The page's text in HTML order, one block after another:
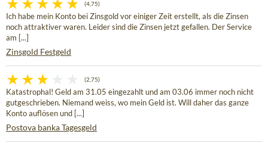
(4,75)
Ich habe mein Konto bei Zinsgold vor einiger Zeit erstellt, als die Zinsen
noch attraktiver waren. Leider sind die Zinsen jetzt gefallen. Der Service
am [...]
Zinsgold Festgeld
(2,75)
Katastrophal! Geld am 31.05 eingezahlt und am 03.06 immer noch nicht
gutgeschrieben. Niemand weiss, wo mein Geld ist. Will daher das ganze
Konto auflösen und [...]
Postova banka Tagesgeld